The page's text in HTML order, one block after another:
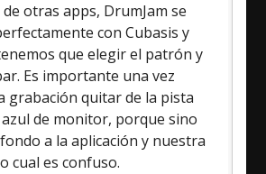
otras apps, DrumJam se
con Cubasis y
que elegir el patrón y
Es importante una vez
grabación quitar de la pista
de monitor, porque sino
a la aplicación y nuestra
cual es confuso.